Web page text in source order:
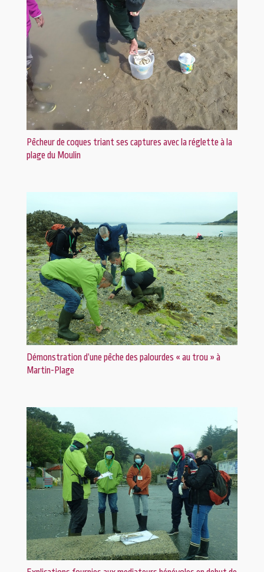
Pêcheur de coques triant ses captures avec la réglette à la
plage du Moulin
Démonstration d’une pêche des palourdes « au trou » à
Martin-Plage